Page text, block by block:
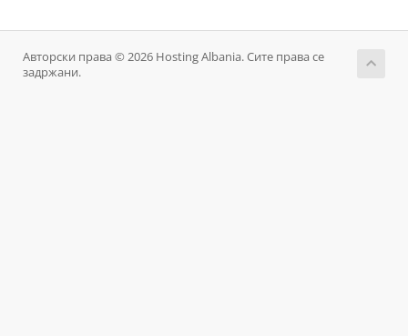
Авторски права © 2026 Hosting Albania. Сите права се
задржани.